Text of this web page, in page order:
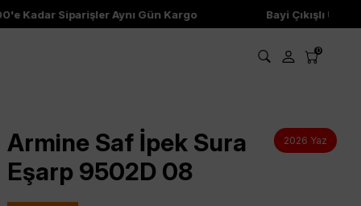
Kadar Siparişler Aynı Gün Kargo Bayi Çıkışlı Ürünler
0
Armine Saf İpek Sura
Eşarp 9502D 08
2026 Yaz